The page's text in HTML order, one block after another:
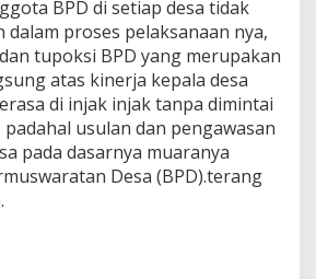
BPD di setiap desa tidak
dalam proses pelaksanaan nya,
tupoksi BPD yang merupakan
atas kinerja kepala desa
di injak injak tanpa dimintai
usulan dan pengawasan
pada dasarnya muaranya
Desa (BPD).terang